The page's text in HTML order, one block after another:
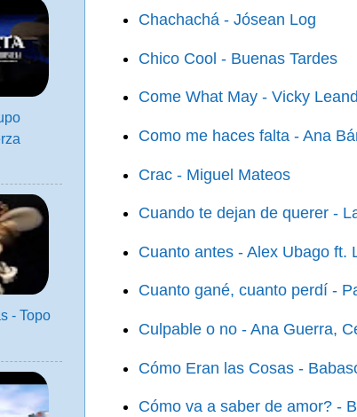
Chachachá - Jósean Log
Chico Cool - Buenas Tardes
Come What May - Vicky
Como me haces falta - Ana
Crac - Miguel Mateos
Cuando te dejan de querer -
Cuanto antes - Alex Ubago ft.
Cuanto gané, cuanto perdí -
Culpable o no - Ana Guerra,
Cómo Eran las Cosas -
Cómo va a saber de amor? -
- Topo